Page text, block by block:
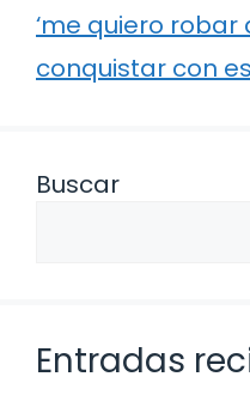
‘me quiero robar
conquistar con
Buscar
Entradas